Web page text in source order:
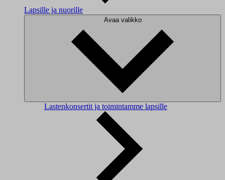
Lapsille ja nuorille
Avaa valikko
Lastenkonsertit ja toimintamme lapsille